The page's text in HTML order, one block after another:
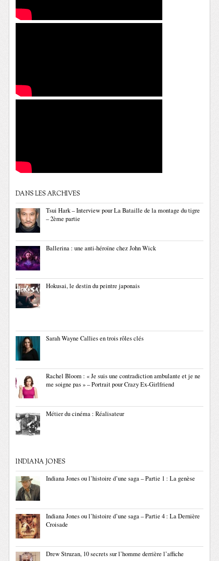
DANS LES ARCHIVES
Tsui Hark – Interview pour La Bataille de la montage du tigre
– 2ème partie
Ballerina : une anti-héroïne chez John Wick
Hokusai, le destin du peintre japonais
Sarah Wayne Callies en trois rôles clés
Rachel Bloom : « Je suis une contradiction ambulante et je ne
me soigne pas » – Portrait pour Crazy Ex-Girlfriend
Métier du cinéma : Réalisateur
INDIANA JONES
Indiana Jones ou l’histoire d’une saga – Partie 1 : La genèse
Indiana Jones ou l’histoire d’une saga – Partie 4 : La Dernière
Croisade
Drew Struzan, 10 secrets sur l’homme derrière l’affiche